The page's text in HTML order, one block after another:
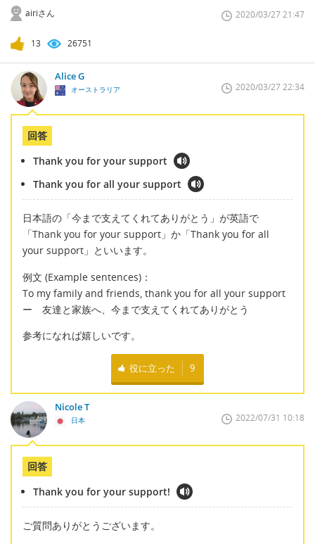
airiさん 2020/03/27 21:47
13 26751
Alice G
オーストラリア 2020/03/27 22:34
回答
Thank you for your support
Thank you for all your support
日本語の「今まで支えてくれてありがとう」が英語で
「Thank you for your support」か「Thank you for all
your support」といいます。
例文 (Example sentences)：
To my family and friends, thank you for all your support
ー 友達と家族へ、今まで支えてくれてありがとう
参考になれば嬉しいです。
役に立った 9
Nicole T
日本 2022/07/31 10:18
回答
Thank you for your support!
ご質問ありがとうございます。